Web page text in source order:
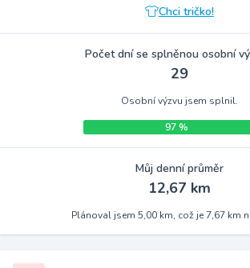
Chci tričko!
Počet dní se splněnou osobní
29
Osobní výzvu jsem splnil.
97 %
Můj denní průměr
12,67 km
Plánoval jsem 5,00 km, což je 7,67 km